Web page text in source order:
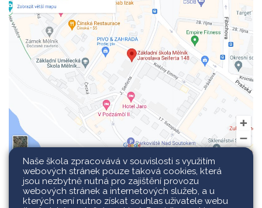
Naše škola zpracovává v souvislosti s využitím
webových stránek pouze taková cookies, která
jsou nezbytně nutná pro zajištění provozu
webových stránek a internetových služeb, a u
kterých není nutno získat souhlas uživatele webu